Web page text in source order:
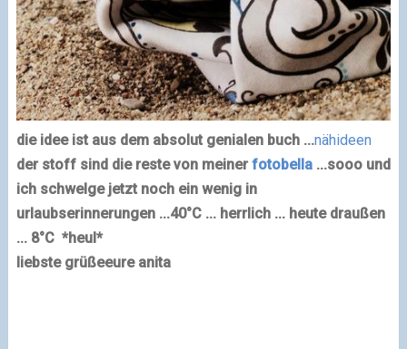
die idee ist aus dem absolut genialen buch ...nähideen
der stoff sind die reste von meiner fotobella ...sooo und
ich schwelge jetzt noch ein wenig in
urlaubserinnerungen ...40°C ... herrlich ... heute draußen
... 8°C *heul*
liebste grüßeeure anita